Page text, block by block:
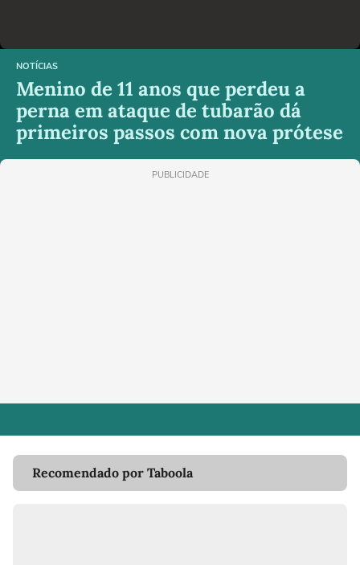
NOTÍCIAS
Menino de 11 anos que perdeu a
perna em ataque de tubarão dá
primeiros passos com nova prótese
PUBLICIDADE
Recomendado por Taboola